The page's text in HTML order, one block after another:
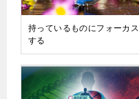
持っているものにフォーカス
する